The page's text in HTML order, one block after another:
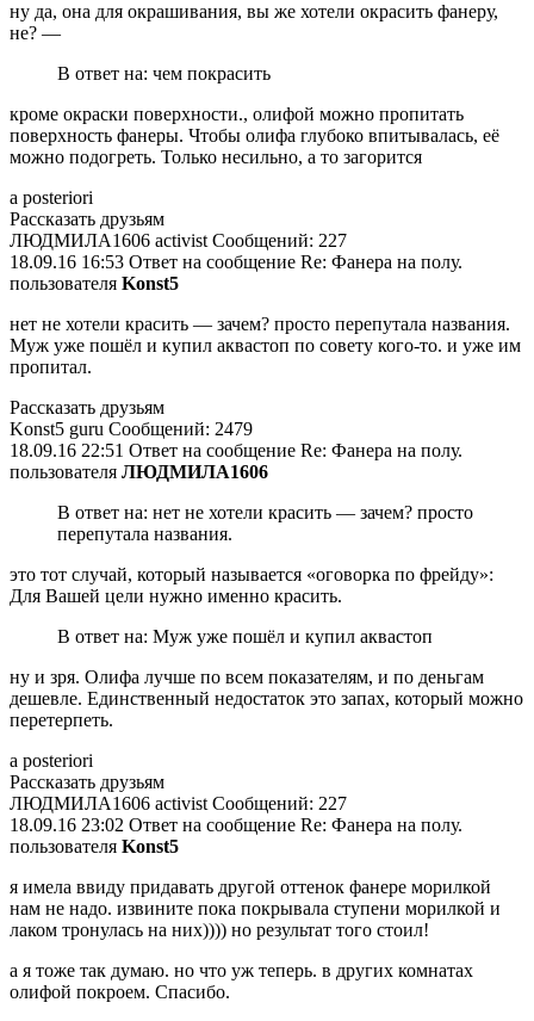
ну да, она для окрашивания, вы же хотели окрасить фанеру,
не? —
В ответ на: чем покрасить
кроме окраски поверхности., олифой можно пропитать
поверхность фанеры. Чтобы олифа глубоко впитывалась, её
можно подогреть. Только несильно, а то загорится
а posteriori
Рассказать друзьям
ЛЮДМИЛА1606 activist Сообщений: 227
18.09.16 16:53 Ответ на сообщение Re: Фанера на полу.
пользователя Konst5
нет не хотели красить — зачем? просто перепутала названия.
Муж уже пошёл и купил аквастоп по совету кого-то. и уже им
пропитал.
Рассказать друзьям
Konst5 guru Сообщений: 2479
18.09.16 22:51 Ответ на сообщение Re: Фанера на полу.
пользователя ЛЮДМИЛА1606
В ответ на: нет не хотели красить — зачем? просто
перепутала названия.
это тот случай, который называется «оговорка по фрейду»:
Для Вашей цели нужно именно красить.
В ответ на: Муж уже пошёл и купил аквастоп
ну и зря. Олифа лучше по всем показателям, и по деньгам
дешевле. Единственный недостаток это запах, который можно
перетерпеть.
а posteriori
Рассказать друзьям
ЛЮДМИЛА1606 activist Сообщений: 227
18.09.16 23:02 Ответ на сообщение Re: Фанера на полу.
пользователя Konst5
я имела ввиду придавать другой оттенок фанере морилкой
нам не надо. извините пока покрывала ступени морилкой и
лаком тронулась на них)))) но результат того стоил!
а я тоже так думаю. но что уж теперь. в других комнатах
олифой покроем. Спасибо.